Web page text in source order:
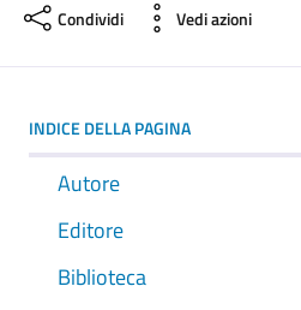
Condividi Vedi azioni
INDICE DELLA PAGINA
Autore
Editore
Biblioteca